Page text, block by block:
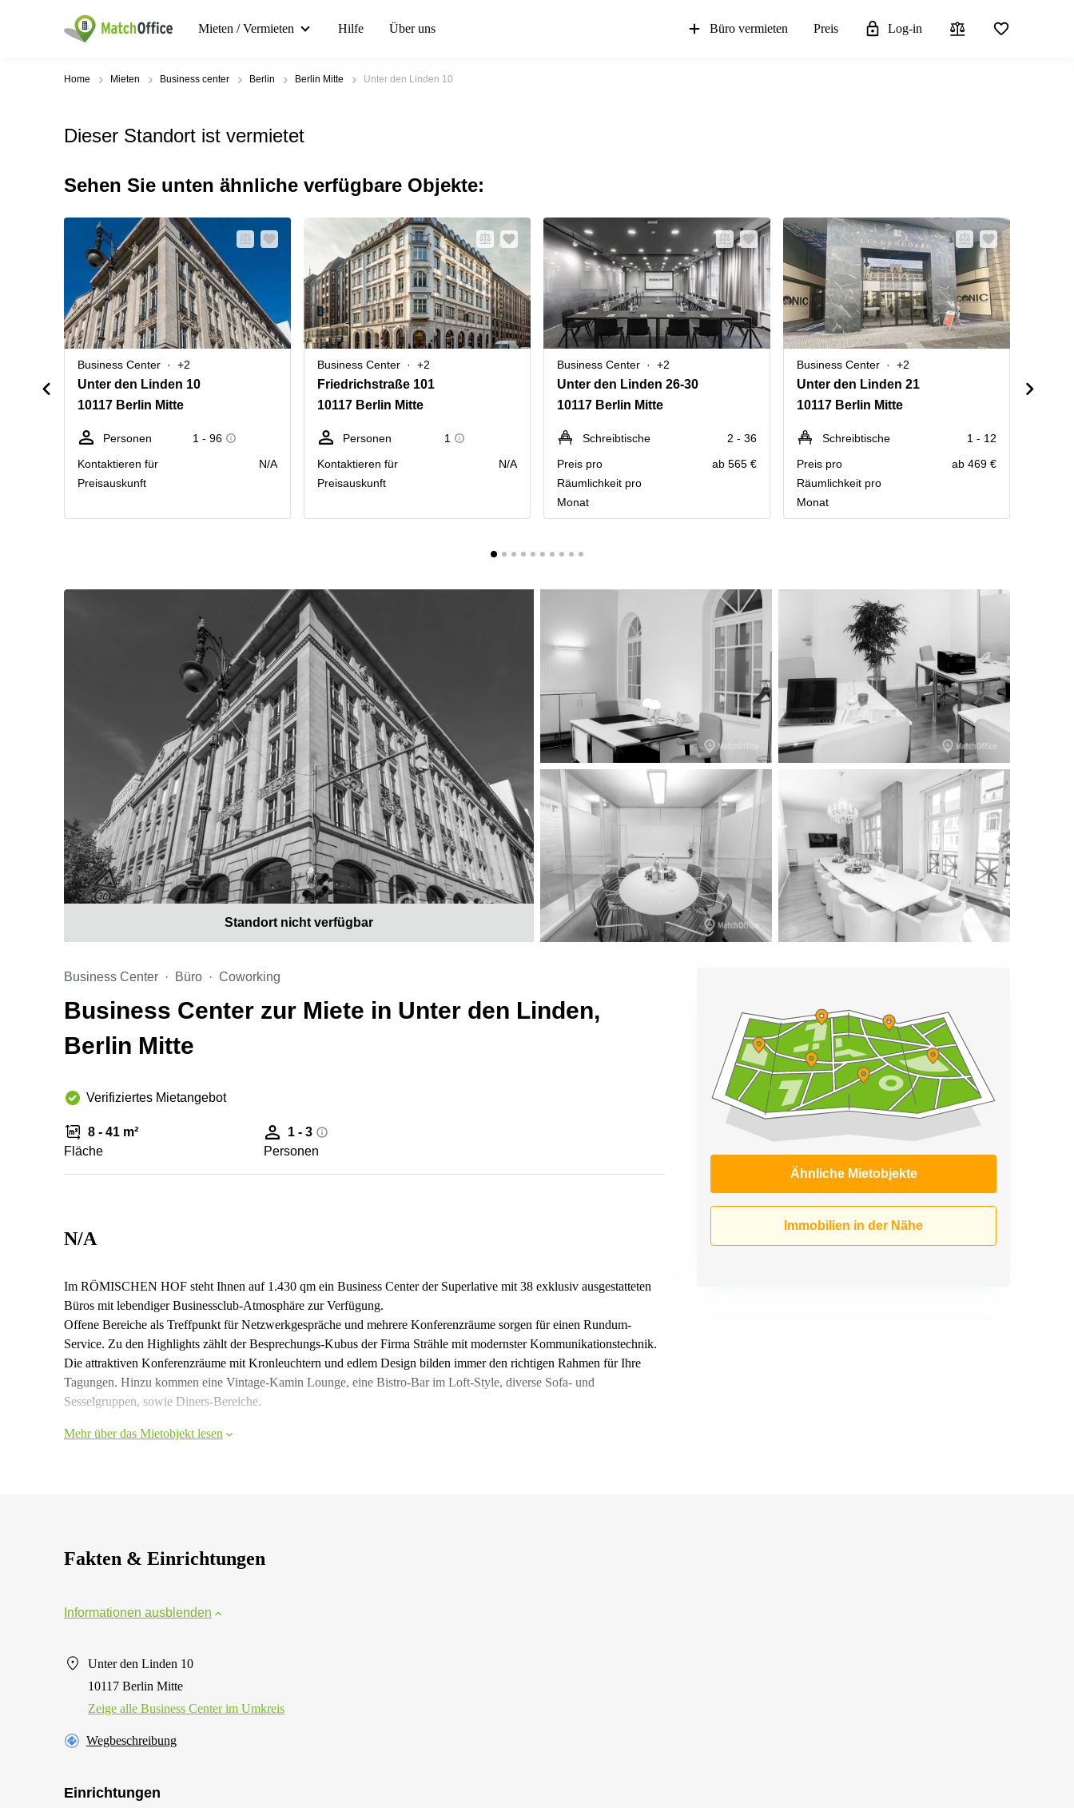
Mieten / Vermieten Hilfe Über uns Büro vermieten Preis Log-in
Home Mieten Business center Berlin Berlin Mitte Unter den Linden 10
Dieser Standort ist vermietet
Sehen Sie unten ähnliche verfügbare Objekte:
Business Center +2
Unter den Linden 10
10117 Berlin Mitte
Personen
1 - 96
Kontaktieren für
Preisauskunft
N/A
Business Center +2
Friedrichstraße 101
10117 Berlin Mitte
Personen
1
Kontaktieren für
Preisauskunft
N/A
Business Center +2
Unter den Linden 26-30
10117 Berlin Mitte
Schreibtische
2 - 36
Preis pro
Räumlichkeit pro
Monat
ab 565 €
Business Center +2
Unter den Linden 21
10117 Berlin Mitte
Schreibtische
1 - 12
Preis pro
Räumlichkeit pro
Monat
ab 469 €
Standort nicht verfügbar
Business Center Büro Coworking
Business Center zur Miete in Unter den Linden,
Berlin Mitte
Verifiziertes Mietangebot
8 - 41 m²
Fläche
1 - 3
Personen
Ähnliche Mietobjekte
Immobilien in der Nähe
N/A
Im RÖMISCHEN HOF steht Ihnen auf 1.430 qm ein Business Center der Superlative mit 38 exklusiv ausgestatteten
Büros mit lebendiger Businessclub-Atmosphäre zur Verfügung.
Offene Bereiche als Treffpunkt für Netzwerkgespräche und mehrere Konferenzräume sorgen für einen Rundum-
Service. Zu den Highlights zählt der Besprechungs-Kubus der Firma Strähle mit modernster Kommunikationstechnik.
Die attraktiven Konferenzräume mit Kronleuchtern und edlem Design bilden immer den richtigen Rahmen für Ihre
Tagungen. Hinzu kommen eine Vintage-Kamin Lounge, eine Bistro-Bar im Loft-Style, diverse Sofa- und
Sesselgruppen, sowie Diners-Bereiche.
Mehr über das Mietobjekt lesen
Fakten & Einrichtungen
Informationen ausblenden
Unter den Linden 10
10117 Berlin Mitte
Zeige alle Business Center im Umkreis
Wegbeschreibung
Einrichtungen